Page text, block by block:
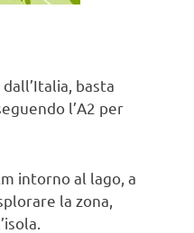
basta
l’A2 per
intorno al lago, a
la zona,